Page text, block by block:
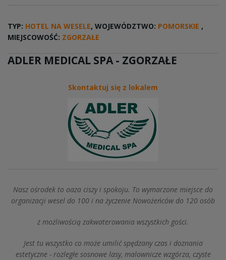
TYP: HOTEL NA WESELE, WOJEWÓDZTWO: POMORSKIE ,
MIEJSCOWOŚĆ: ZGORZAŁE
ADLER MEDICAL SPA - ZGORZAŁE
Skontaktuj się z lokalem
Nasz ośrodek to oaza ciszy i spokoju. To wymarzone miejsce do
organizacji wesel do 100 i na życzenie Nowożeńców do 120 osób
z możliwością zakwaterowania wszystkich gości.
Jest tu wszystko co może umilić spędzany czas i doznania
estetyczne - rozległe sosnowe lasy, malownicze wzgórza, czyste